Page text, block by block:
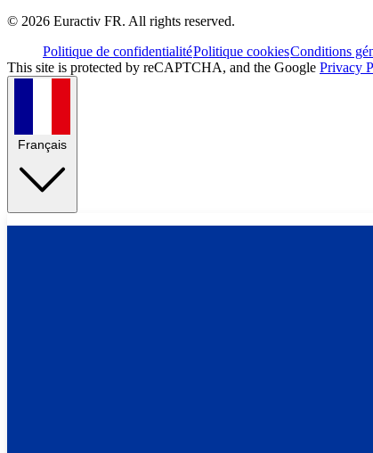
© 2026 Euractiv FR. All rights reserved.
Politique de confidentialitéPolitique cookiesConditions
This site is protected by reCAPTCHA, and the Google Privacy
Français